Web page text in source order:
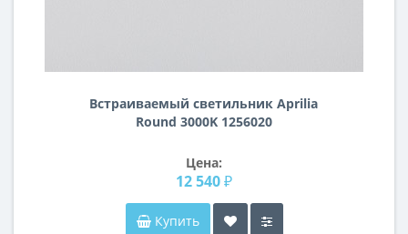
Встраиваемый светильник Aprilia
Round 3000K 1256020
Цена:
12 540 ₽
Купить